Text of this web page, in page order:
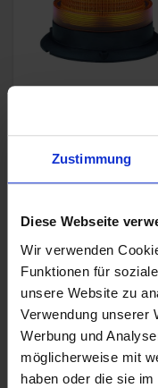
Zustimmung
Diese Webseite
Wir verwenden
Funktionen für
unsere Website zu
Verwendung unserer
Werbung und
möglicherweise mit
haben oder die sie
LED
Gute Signalwirkung
IP 65, staubdicht
Wasserstrahlen
niedrigem Druck
geschützt